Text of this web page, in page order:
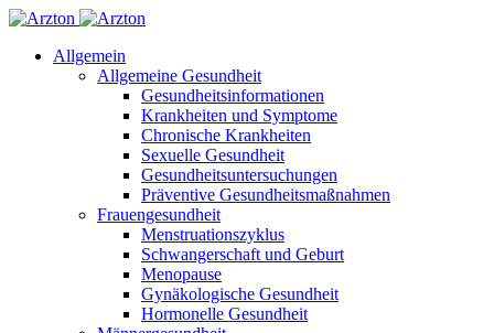
Allgemein
Allgemeine Gesundheit
Gesundheitsinformationen
Krankheiten und Symptome
Chronische Krankheiten
Sexuelle Gesundheit
Gesundheitsuntersuchungen
Präventive Gesundheitsmaßnahmen
Frauengesundheit
Menstruationszyklus
Schwangerschaft und Geburt
Menopause
Gynäkologische Gesundheit
Hormonelle Gesundheit